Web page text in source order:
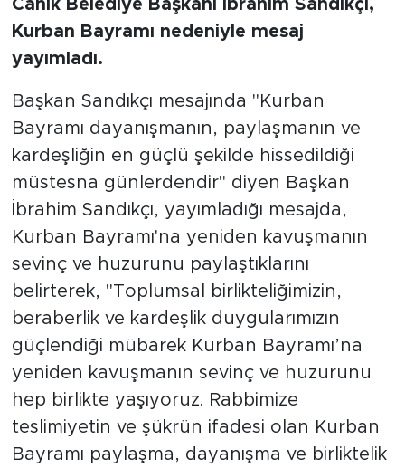
Canik Belediye Başkanı İbrahim Sandıkçı,
Kurban Bayramı nedeniyle mesaj
yayımladı.
Başkan Sandıkçı mesajında "Kurban
Bayramı dayanışmanın, paylaşmanın ve
kardeşliğin en güçlü şekilde hissedildiği
müstesna günlerdendir" diyen Başkan
İbrahim Sandıkçı, yayımladığı mesajda,
Kurban Bayramı'na yeniden kavuşmanın
sevinç ve huzurunu paylaştıklarını
belirterek, "Toplumsal birlikteliğimizin,
beraberlik ve kardeşlik duygularımızın
güçlendiği mübarek Kurban Bayramı’na
yeniden kavuşmanın sevinç ve huzurunu
hep birlikte yaşıyoruz. Rabbimize
teslimiyetin ve şükrün ifadesi olan Kurban
Bayramı paylaşma, dayanışma ve birliktelik